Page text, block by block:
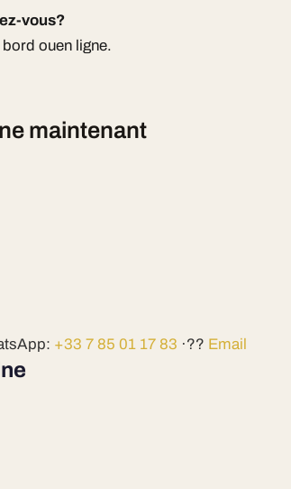
vous?
ouen ligne.
maintenant
+33 7 85 01 17 83 ·?? Email